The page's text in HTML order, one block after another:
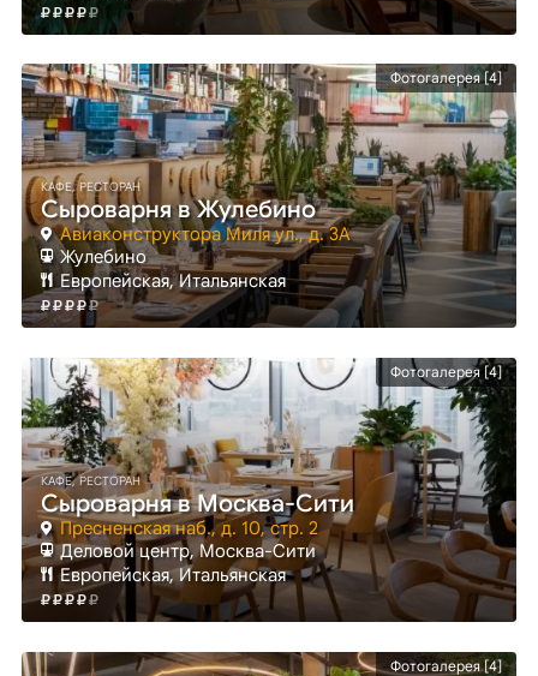
Фотогалерея [4]
КАФЕ, РЕСТОРАН
Сыроварня в Жулебино
Авиаконструктора Миля ул., д. 3А
Жулебино
Европейская, Итальянская
Фотогалерея [4]
КАФЕ, РЕСТОРАН
Сыроварня в Москва-Сити
Пресненская наб., д. 10, стр. 2
Деловой центр, Москва-Сити
Европейская, Итальянская
Фотогалерея [4]